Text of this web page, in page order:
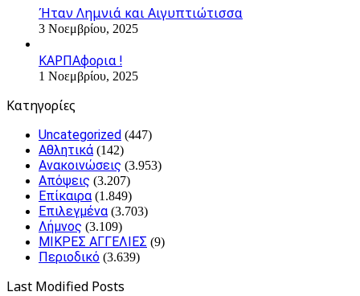
Ήταν Λημνιά και Αιγυπτιώτισσα
3 Νοεμβρίου, 2025
ΚΑΡΠΑφορια !
1 Νοεμβρίου, 2025
Kατηγορίες
Uncategorized (447)
Αθλητικά (142)
Ανακοινώσεις (3.953)
Απόψεις (3.207)
Επίκαιρα (1.849)
Επιλεγμένα (3.703)
Λήμνος (3.109)
ΜΙΚΡΕΣ ΑΓΓΕΛΙΕΣ (9)
Περιοδικό (3.639)
Last Modified Posts